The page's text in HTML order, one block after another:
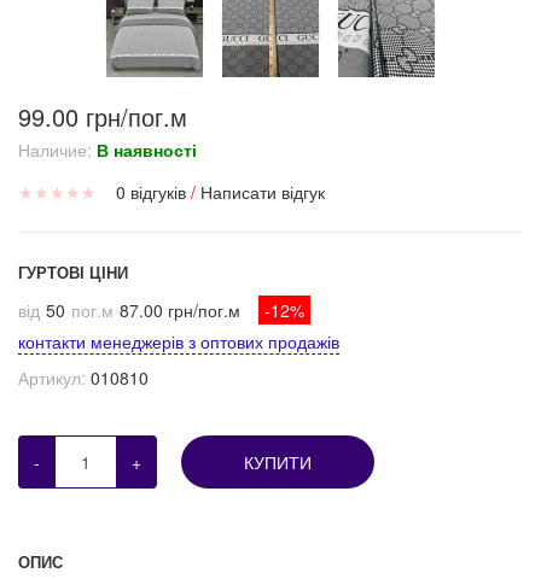
99.00 грн/пог.м
Наличие: В наявності
★ ★ ★ ★ ★ 0 відгуків / Написати відгук
ГУРТОВІ ЦІНИ
від 50 пог.м 87.00 грн/пог.м
-12%
контакти менеджерів з оптових продажів
Артикул: 010810
- + КУПИТИ
ОПИС